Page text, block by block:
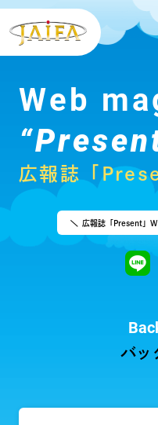
Web
広報誌「
広報誌「Present」
バッ